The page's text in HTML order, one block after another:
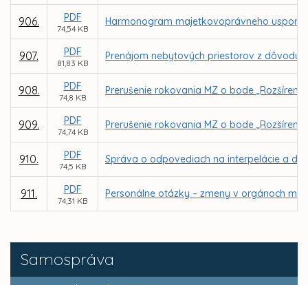
Samospráva
906. PDF
74,54 KB
Harmonogram majetkovoprávneho
907. PDF
81,83 KB
Prenájom nebytových priestorov z dôvodu
908. PDF
74,8 KB
Prerušenie rokovania MZ o bode
909. PDF
74,74 KB
Prerušenie rokovania MZ o bode
910. PDF
74,5 KB
Správa o odpovediach na interpelácie a
911. PDF
74,31 KB
Personálne otázky – zmeny v orgánoch